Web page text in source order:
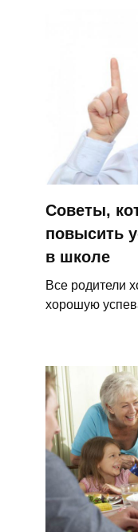
Советы,
повысить
в школе
Все родители
хорошую